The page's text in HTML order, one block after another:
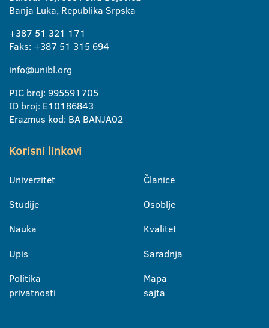
Banja Luka, Republika Srpska
+387 51 321 171
Faks: +387 51 315 694
info@unibl.org
PIC broj: 995591705
ID broj: E10186843
Erazmus kod: BA BANJA02
Korisni linkovi
Univerzitet
Studije
Nauka
Upis
Politika
privatnosti
Članice
Osoblje
Kvalitet
Saradnja
Mapa
sajta